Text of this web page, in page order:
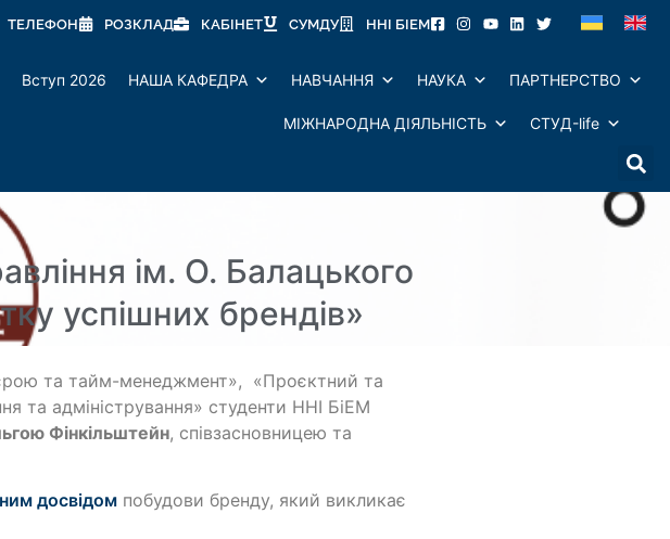
ТЕЛЕФОН РОЗКЛАД КАБІНЕТ СУМДУ ННІ БІЕМ
Вступ 2026 НАША КАФЕДРА НАВЧАННЯ НАУКА ПАРТНЕРСТВО
МІЖНАРОДНА ДІЯЛЬНІСТЬ СТУД-life
ім. О. Балацького
успішних брендів»
та тайм-менеджмент», «Проєктний та
та адміністрування» студенти ННІ БіЕМ
Фінкільштейн, співзасновницею та
досвідом побудови бренду, який викликає